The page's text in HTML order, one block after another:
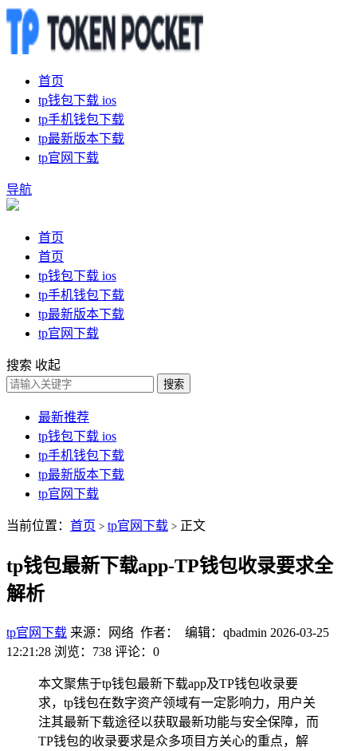
首页
tp钱包下载 ios
tp手机钱包下载
tp最新版本下载
tp官网下载
导航
首页
首页
tp钱包下载 ios
tp手机钱包下载
tp最新版本下载
tp官网下载
搜索 收起
搜索
最新推荐
tp钱包下载 ios
tp手机钱包下载
tp最新版本下载
tp官网下载
当前位置： 首页 > tp官网下载 > 正文
tp钱包最新下载app-TP钱包收录要求全
解析
tp官网下载 来源：网络 作者： 编辑：qbadmin 2026-03-25
12:21:28 浏览：738 评论：0
本文聚焦于tp钱包最新下载app及TP钱包收录要
求，tp钱包在数字资产领域有一定影响力，用户关
注其最新下载途径以获取最新功能与安全保障，而
TP钱包的收录要求是众多项目方关心的重点，解